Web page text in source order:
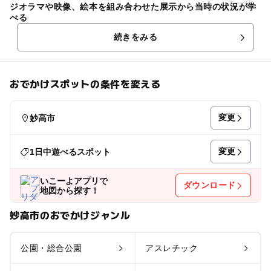
ジオラマや映像、絵本を組み合わせた展示から当時の状況が学
べる
続きをみる
おでかけスポットの条件を変える
妙高市 変更
1日中遊べるスポット 変更
いこーよアプリで
地図から探す！
ダウンロード
妙高市のおでかけジャンル
公園・総合公園 アスレチック